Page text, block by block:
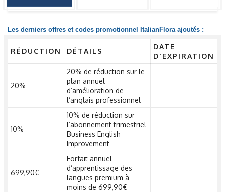
Les derniers offres et codes promotionnel ItalianFlora ajoutés :
RÉDUCTION DÉTAILS
DATE
D'EXPIRATION
20%
20% de réduction sur le
plan annuel
d’amélioration de
l’anglais professionnel
10%
10% de réduction sur
l’abonnement trimestriel
Business English
Improvement
699,90€
Forfait annuel
d’apprentissage des
langues premium à
moins de 699,90€